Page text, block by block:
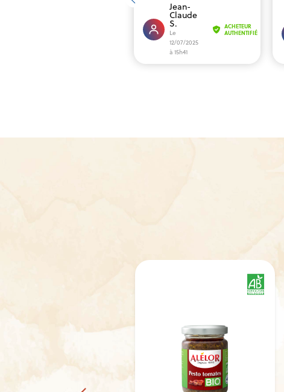
Jean-
Claude
S.
Le
12/07/2025
à 15h41
ACHETEUR
AUTHENTIFIÉ